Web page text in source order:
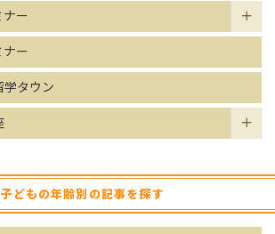
ナー
ナー
学タウン
子どもの年齢別の記事を探す